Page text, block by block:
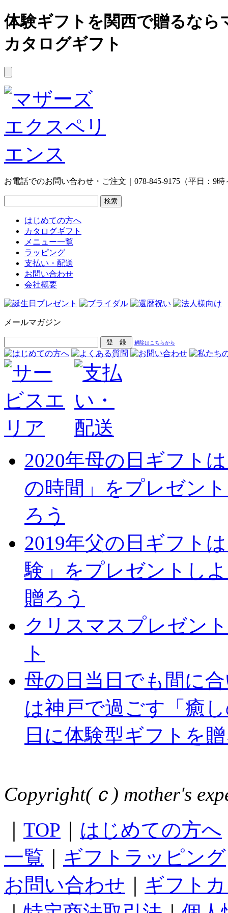
体験ギフトを関西で贈るな
カタログギフト
お電話でのお問い合わせ・ご注文｜078-845-9175（平日：9時
はじめての方へ
カタログギフト
メニュー一覧
ラッピング
支払い・配送
お問い合わせ
会社概要
メールマガジン
解除はこちらから
2020年母の日ギフト
の時間」をプレゼン
ろう
2019年父の日ギフト
験」をプレゼントし
贈ろう
クリスマスプレゼン
ト
母の日当日でも間に
は神戸で過ごす「癒
日に体験型ギフトを
Copyright(ｃ) mother's
TOP はじめての方へ
一覧
ギフトラッピング
お問い合わせ
ギフト